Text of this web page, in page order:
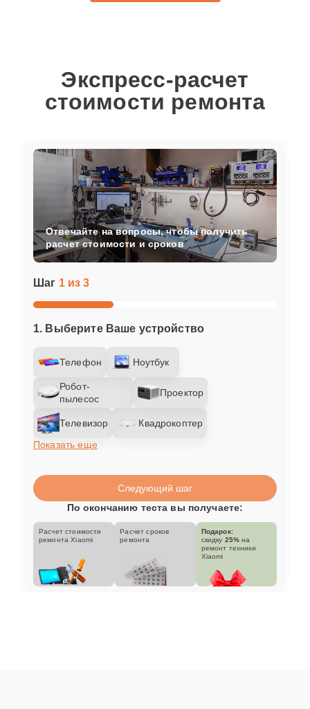
Экспресс-расчет
стоимости ремонта
Шаг 1 из 3
1. Выберите Ваше устройство
Телефон Ноутбук
Робот-
пылесос
Проектор
Телевизор
Квадрокоптер
Показать еще
Отвечайте на вопросы, чтобы получить
расчет стоимости и сроков
Следующий шаг
По окончанию теста вы получаете:
Расчет стоимости
ремонта Xiaomi
Расчет сроков
ремонта
Подарок:
скидку 25% на
ремонт техники
Xiaomi